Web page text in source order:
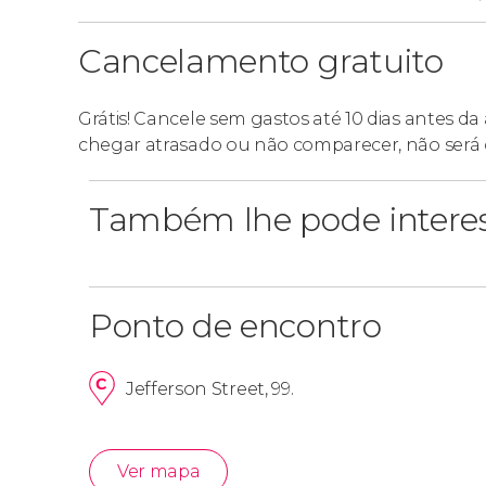
Durante o percurso, veremos asmagníficas
mistura de cultura histórica e
importantes de São Francisco.
Como desfrutar de todos
de São Francisco, você será informado sobre
Cancelamento gratuito
Grátis! Cancele sem gastos até 10 dias antes
chegar atrasado ou não comparecer, não
Também lhe pode
Ponto de encontro
Jefferson Street, 99.
Ver mapa